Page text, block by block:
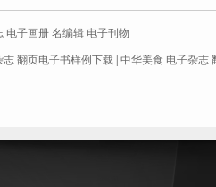
电子画册 名编辑 电子刊物
翻页电子书样例下载 中华美食 电子杂志